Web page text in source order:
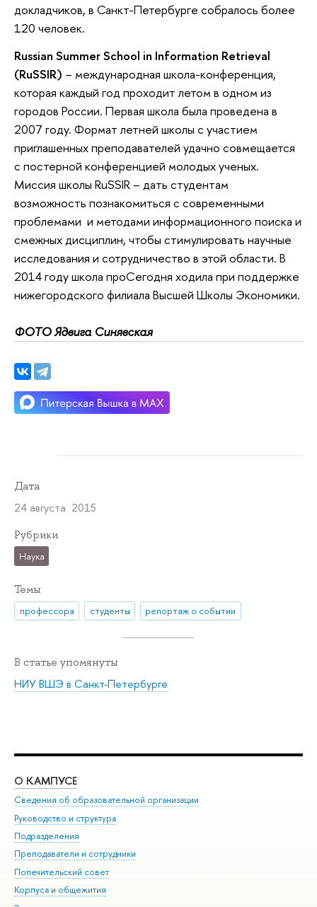
докладчиков, в Санкт-Петербурге собралось более
120 человек.
Russian Summer School in Information Retrieval
(RuSSIR) – международная школа-конференция,
которая каждый год проходит летом в одном из
городов России. Первая школа была проведена в
2007 году. Формат летней школы с участием
приглашенных преподавателей удачно совмещается
с постерной конференцией молодых ученых.
Миссия школы RuSSIR – дать студентам
возможность познакомиться с современными
проблемами и методами информационного поиска и
смежных дисциплин, чтобы стимулировать научные
исследования и сотрудничество в этой области. В
2014 году школа проСегодня ходила при поддержке
нижегородского филиала Высшей Школы Экономики.
ФОТО Ядвига Синявская
Дата
24 августа 2015
Рубрики
Наука
Темы
профессора студенты репортаж о событии
В статье упомянуты
НИУ ВШЭ в Санкт-Петербурге
О КАМПУСЕ
Сведения об образовательной организации
Руководство и структура
Подразделения
Преподаватели и сотрудники
Попечительский совет
Корпуса и общежития